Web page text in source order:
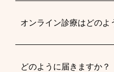
オンライン診療はどのよ
どのように届きますか？